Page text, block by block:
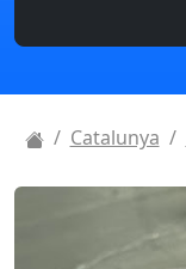
Catalunya